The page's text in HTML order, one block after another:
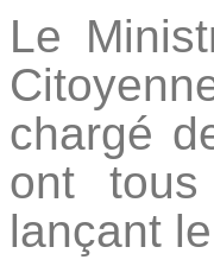
Le
chargé
ont tous
lançant